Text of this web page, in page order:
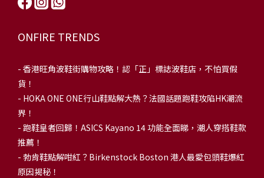
ONFIRE TRENDS
- 香港旺角波鞋街購物攻略！認「正」標誌波鞋店，不怕買假
貨！
- HOKA ONE ONE行山鞋點解大熱？法國話題跑鞋攻陷HK潮流
界！
- 跑鞋皇者回歸！ASICS Kayano 14 功能全面睇，潮人穿搭鞋款
推薦！
- 勃肯鞋點解咁紅？Birkenstock Boston 港人最愛包頭鞋爆紅
原因揭秘！